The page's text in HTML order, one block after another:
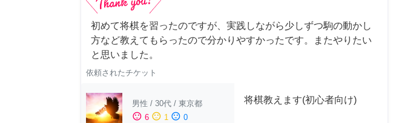
初めて将棋を習ったのですが、実践しながら少しずつ駒の動かし
方など教えてもらったので分かりやすかったです。またやりたい
と思いました。
依頼されたチケット
男性 / 30代 / 東京都
sentiment_satisfied 6 sentiment_neutral 1 sentiment_dissatisfied 0
将棋教えます(初心者向け)